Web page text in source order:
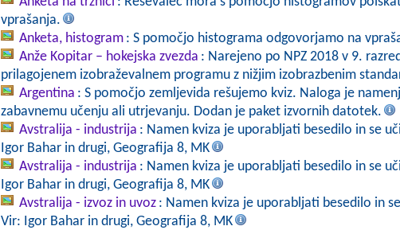
vprašanja.
Anketa, histogram : S pomočjo histograma odgovorjamo na
Anže Kopitar – hokejska zvezda : Narejeno po NPZ 2018 v 9.
prilagojenem izobraževalnem programu z nižjim izobrazbenim
Argentina : S pomočjo zemljevida rešujemo kviz. Naloga je
zabavnemu učenju ali utrjevanju. Dodan je paket izvornih datotek.
Avstralija - industrija : Namen kviza je uporabljati besedilo in se
Igor Bahar in drugi, Geografija 8, MK
Avstralija - industrija : Namen kviza je uporabljati besedilo in se
Igor Bahar in drugi, Geografija 8, MK
Avstralija - izvoz in uvoz : Namen kviza je uporabljati besedilo in
Vir: Igor Bahar in drugi, Geografija 8, MK